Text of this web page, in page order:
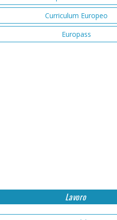
Curriculum Europeo
Europass
Lavoro